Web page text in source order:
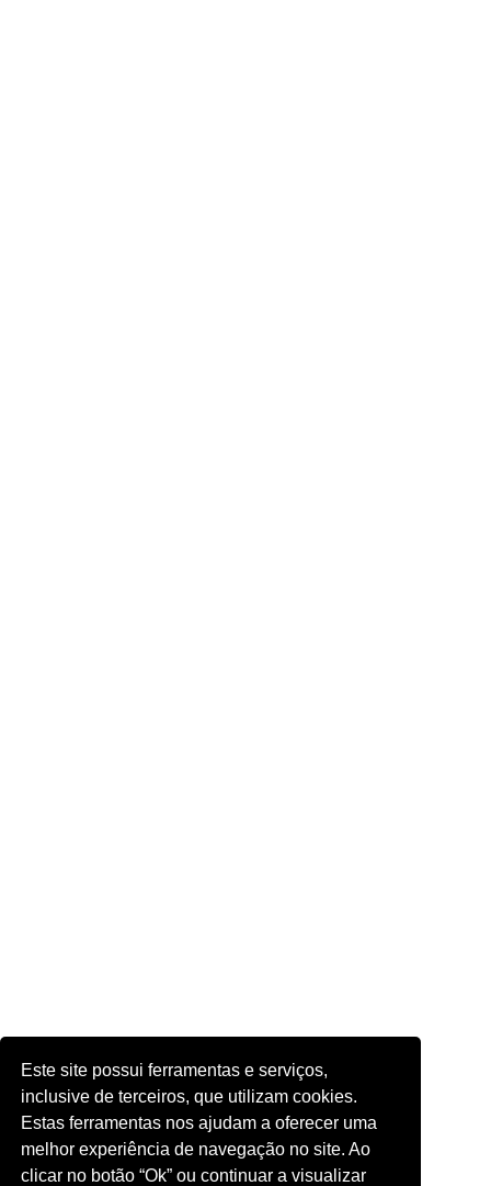
Este site possui ferramentas e serviços,
inclusive de terceiros, que utilizam cookies.
Estas ferramentas nos ajudam a oferecer uma
melhor experiência de navegação no site. Ao
clicar no botão “Ok” ou continuar a visualizar